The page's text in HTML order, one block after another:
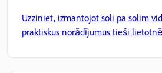
Uzziniet, izmantojot soli pa solim
praktiskus norādījumus tieši